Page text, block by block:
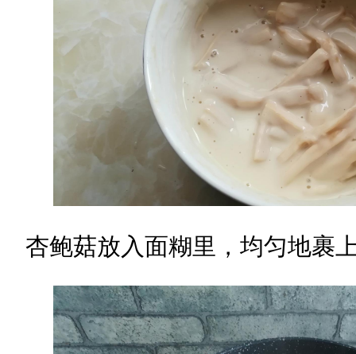
杏鲍菇放入面糊里，均匀地裹